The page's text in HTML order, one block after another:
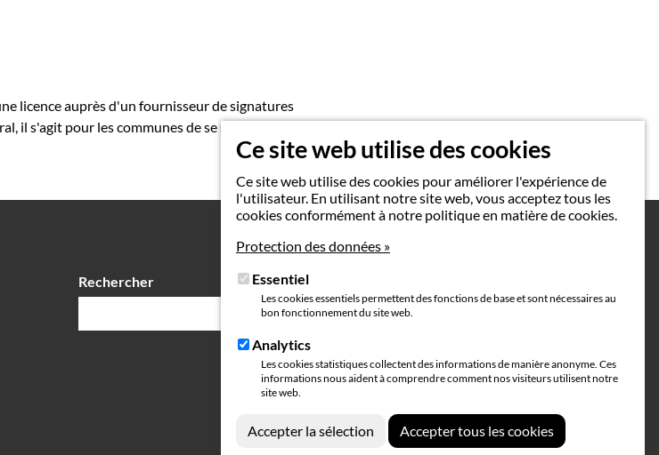
Ce site web utilise des cookies
Ce site web utilise des cookies pour améliorer l'expérience de
l'utilisateur. En utilisant notre site web, vous acceptez tous les
cookies conformément à notre politique en matière de cookies.
Protection des données »
Essentiel
Les cookies essentiels permettent des fonctions de base et sont nécessaires au
bon fonctionnement du site web.
Analytics
Les cookies statistiques collectent des informations de manière anonyme. Ces
informations nous aident à comprendre comment nos visiteurs utilisent notre
site web.
licence auprès d'un fournisseur de signatures
il s'agit pour les communes de se soutenir
Champ
Rechercher
Mention légales